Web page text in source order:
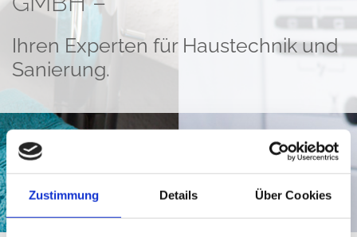
Zustimmung Details Über Cookies
Ihren Experten für Haustechnik und
Sanierung.